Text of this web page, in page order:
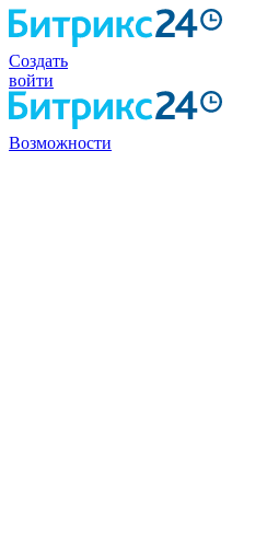
Создать
войти
Возможности